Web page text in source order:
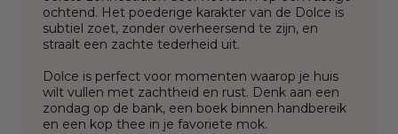
ochtend. Het poederige karakter van de Dolce is
subtiel zoet, zonder overheersend te zijn, en
straalt een zachte tederheid uit.
Dolce is perfect voor momenten waarop je huis
wilt vullen met zachtheid en rust. Denk aan een
zondag op de bank, een boek binnen handbereik
en een kop thee in je favoriete mok.